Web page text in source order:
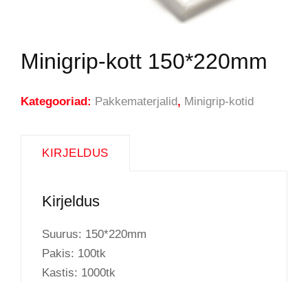
Minigrip-kott 150*220mm
Kategooriad: Pakkematerjalid, Minigrip-kotid
KIRJELDUS
Kirjeldus
Suurus: 150*220mm
Pakis: 100tk
Kastis: 1000tk